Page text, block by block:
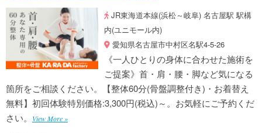
JR東海道本線(浜松～岐阜) 名古屋駅 駅構
内(ユニモール内)
愛知県名古屋市中村区名駅4-5-26
《一人ひとりの身体に合わせた施術を
ご提案》首・肩・腰・脚など気になる
箇所をご相談ください。【整体60分(骨盤調整付き)・お着替え
無料】初回体験特別価格:3,300円(税込)～。お気軽にご予約くだ
さい。
View More »